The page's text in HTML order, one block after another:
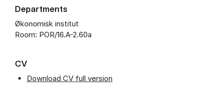
Departments
Økonomisk institut
Room: POR/16.A-2.60a
CV
Download CV full version